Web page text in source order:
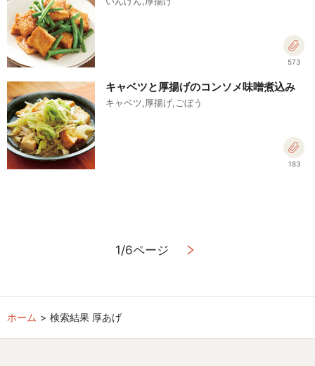
573
キャベツと厚揚げのコンソメ味噌煮込み
キャベツ,厚揚げ,ごぼう
183
1/6ページ
ホーム 検索結果 厚あげ